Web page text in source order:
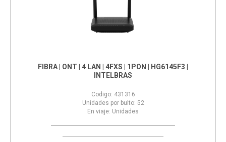
FIBRA | ONT | 4 LAN | 4FXS | 1PON | HG6145F3 |
INTELBRAS
Codigo: 431316
Unidades por bulto: 52
En viaje: Unidades